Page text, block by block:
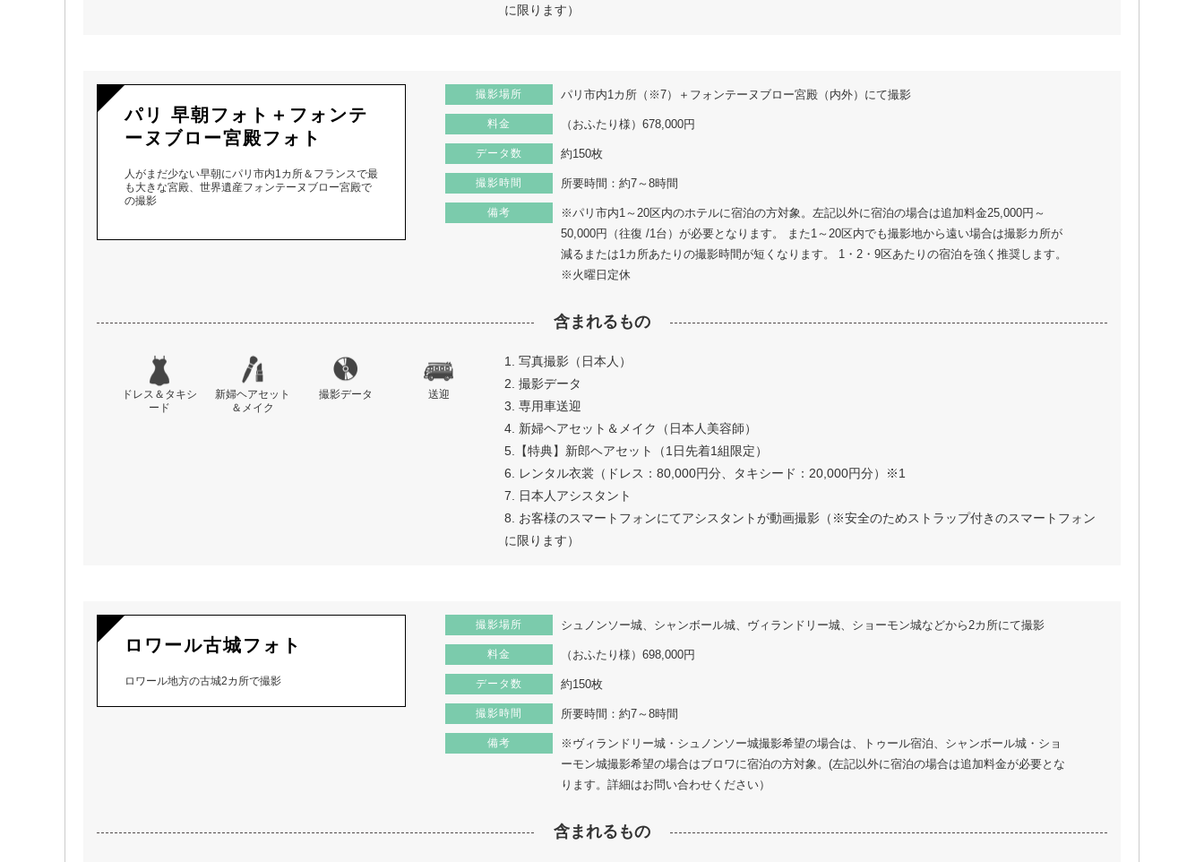
に限ります）
パリ 早朝フォト＋フォンテ
ーヌブロー宮殿フォト
人がまだ少ない早朝にパリ市内1カ所＆フランスで最
も大きな宮殿、世界遺産フォンテーヌブロー宮殿で
の撮影
撮影場所 パリ市内1カ所（※7）＋フォンテーヌブロー宮殿（内外）にて撮影
料金 （おふたり様）678,000円
データ数 約150枚
撮影時間 所要時間：約7～8時間
備考
※パリ市内1～20区内のホテルに宿泊の方対象。左記以外に宿泊の場合は追加料金25,000円～
50,000円（往復 /1台）が必要となります。 また1～20区内でも撮影地から遠い場合は撮影カ所が
減るまたは1カ所あたりの撮影時間が短くなります。 1・2・9区あたりの宿泊を強く推奨します。
※火曜日定休
含まれるもの
ドレス＆タキシ
ード
新婦ヘアセット
＆メイク
撮影データ 送迎
1. 写真撮影（日本人）
2. 撮影データ
3. 専用車送迎
4. 新婦ヘアセット＆メイク（日本人美容師）
5.【特典】新郎ヘアセット（1日先着1組限定）
6. レンタル衣裳（ドレス：80,000円分、タキシード：20,000円分）※1
7. 日本人アシスタント
8. お客様のスマートフォンにてアシスタントが動画撮影（※安全のためストラップ付きのスマートフォン
に限ります）
ロワール古城フォト
ロワール地方の古城2カ所で撮影
撮影場所 シュノンソー城、シャンボール城、ヴィランドリー城、ショーモン城などから2カ所にて撮影
料金 （おふたり様）698,000円
データ数 約150枚
撮影時間 所要時間：約7～8時間
備考
※ヴィランドリー城・シュノンソー城撮影希望の場合は、トゥール宿泊、シャンボール城・ショ
ーモン城撮影希望の場合はブロワに宿泊の方対象。(左記以外に宿泊の場合は追加料金が必要とな
ります。詳細はお問い合わせください）
含まれるもの